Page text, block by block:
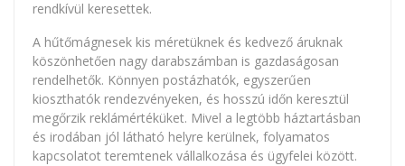
rendkívül keresettek.
A hűtőmágnesek kis méretüknek és kedvező áruknak
köszönhetően nagy darabszámban is gazdaságosan
rendelhetők. Könnyen postázhatók, egyszerűen
kioszthatók rendezvényeken, és hosszú időn keresztül
megőrzik reklámértéküket. Mivel a legtöbb háztartásban
és irodában jól látható helyre kerülnek, folyamatos
kapcsolatot teremtenek vállalkozása és ügyfelei között.